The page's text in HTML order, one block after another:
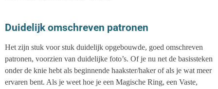
Duidelijk omschreven patronen
Het zijn stuk voor stuk duidelijk opgebouwde, goed omschreven
patronen, voorzien van duidelijke foto’s. Of je nu net de basissteken
onder de knie hebt als beginnende haakster/haker of als je wat meer
ervaren bent. Als je weet hoe je een Magische Ring, een Vaste,